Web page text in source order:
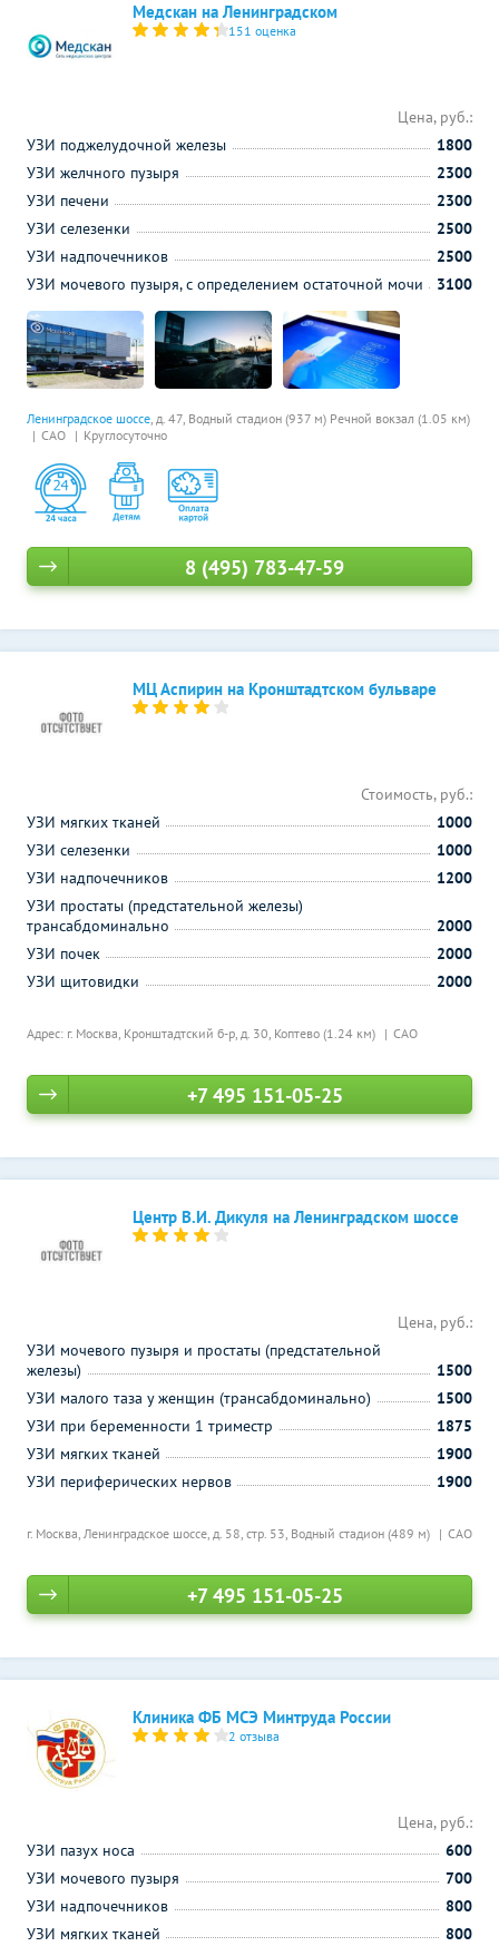
Медскан на Ленинградском
151 оценка
Ленинградское шоссе, д. 47, Водный стадион (937 м) Речной вокзал (1.05 км)
САО
Круглосуточно
Цена, руб.:
УЗИ поджелудочной железы
1800
УЗИ желчного пузыря
2300
УЗИ печени
2300
УЗИ селезенки
2500
УЗИ надпочечников
2500
УЗИ мочевого пузыря, с определением остаточной мочи
3100
8 (495) 783-47-59
МЦ Аспирин на Кронштадтском бульваре
Адрес: г. Москва, Кронштадтский б-р, д. 30, Коптево (1.24 км) САО
Стоимость, руб.:
УЗИ мягких тканей
1000
УЗИ селезенки
1000
УЗИ надпочечников
1200
УЗИ простаты (предстательной железы)
трансабдоминально
2000
УЗИ почек
2000
УЗИ щитовидки
2000
+7 495 151-05-25
Центр В.И. Дикуля на Ленинградском шоссе
г. Москва, Ленинградское шоссе, д. 58, стр. 53, Водный стадион (489 м) САО
Цена, руб.:
УЗИ мочевого пузыря и простаты (предстательной
железы)
1500
УЗИ малого таза у женщин (трансабдоминально)
1500
УЗИ при беременности 1 триместр
1875
УЗИ мягких тканей
1900
УЗИ периферических нервов
1900
+7 495 151-05-25
Клиника ФБ МСЭ Минтруда России
2 отзыва
Цена, руб.:
УЗИ пазух носа
600
УЗИ мочевого пузыря
700
УЗИ надпочечников
800
УЗИ мягких тканей
800